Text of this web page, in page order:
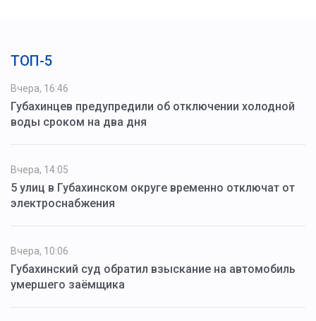
ТОП-5
Вчера, 16:46
Губахинцев предупредили об отключении холодной
воды сроком на два дня
Вчера, 14:05
5 улиц в Губахинском округе временно отключат от
электроснабжения
Вчера, 10:06
Губахинский суд обратил взыскание на автомобиль
умершего заёмщика